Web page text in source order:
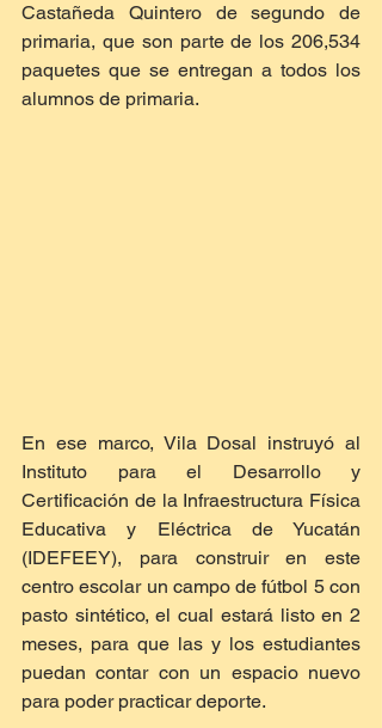
Castañeda Quintero de segundo de
primaria, que son parte de los 206,534
paquetes que se entregan a todos los
alumnos de primaria.
En ese marco, Vila Dosal instruyó al
Instituto para el Desarrollo y
Certificación de la Infraestructura Física
Educativa y Eléctrica de Yucatán
(IDEFEEY), para construir en este
centro escolar un campo de fútbol 5 con
pasto sintético, el cual estará listo en 2
meses, para que las y los estudiantes
puedan contar con un espacio nuevo
para poder practicar deporte.